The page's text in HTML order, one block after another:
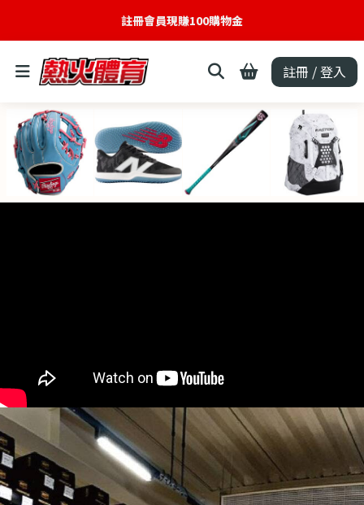
註冊會員現賺100購物金
註冊 / 登入